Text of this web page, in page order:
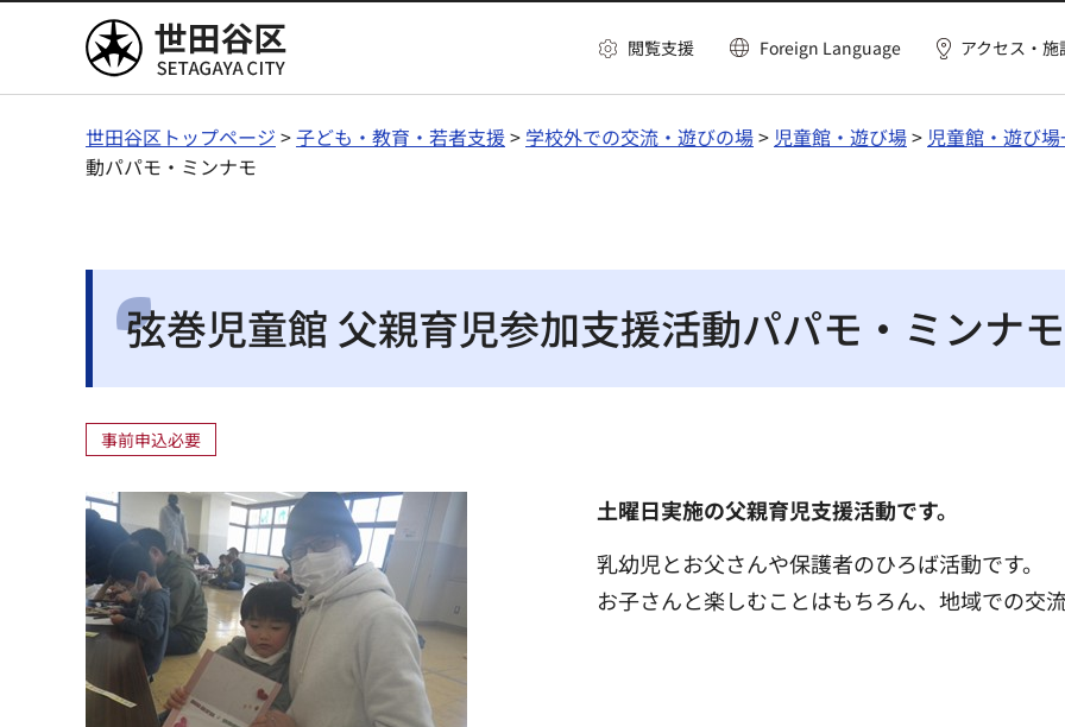
世田谷区 閲覧支援 Foreign Language アクセス・施
世田谷区トップページ >子ども・教育・若者支援> 学校外での交流・遊びの場> 児童館・遊び場> 児童館・遊び
動パパモ・ミンナモ
弦巻児童館 父親育児参加支援活動パパモ・ミンナモ
事前申込必要
土曜日実施の父親育児支援活動です。
乳幼児とお父さんや保護者のひろば活動です。
お子さんと楽しむことはもちろん、地域での交